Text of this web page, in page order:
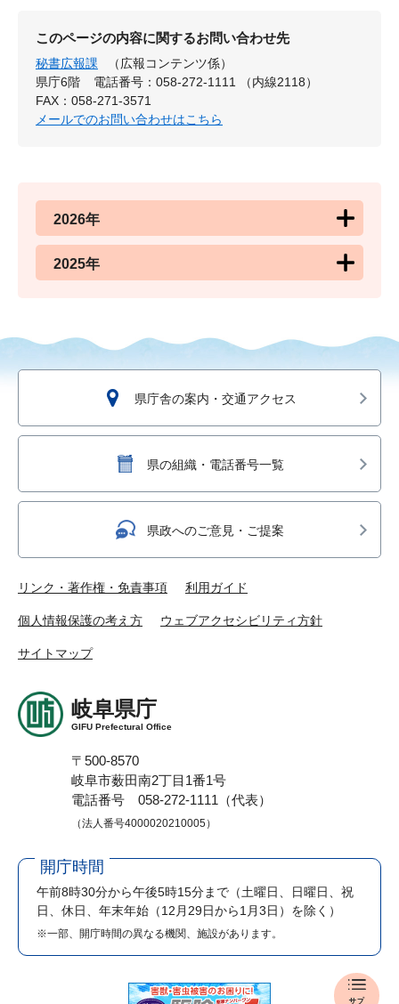
このページの内容に関するお問い合わせ先
秘書広報課
（広報コンテンツ係）
県庁6階
電話番号：058-272-1111 （内線2118）
FAX：058-271-3571
メールでのお問い合わせはこちら
2026年
2025年
県庁舎の案内・交通アクセス
県の組織・電話番号一覧
県政へのご意見・ご提案
リンク・著作権・免責事項 利用ガイド
個人情報保護の考え方 ウェブアクセシビリティ方針
サイトマップ
岐阜県庁
GIFU Prefectural Office
〒500-8570
岐阜市薮田南2丁目1番1号
電話番号 058-272-1111（代表）
（法人番号4000020210005）
開庁時間
午前8時30分から午後5時15分まで （土曜日、日曜日、祝
日、休日、年末年始（12月29日から1月3日）を除く）
※一部、開庁時間の異なる機関、施設があります。